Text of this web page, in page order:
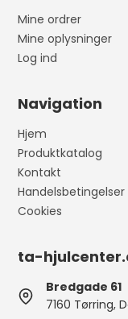
Mine ordrer
Mine oplysninger
Log ind
Navigation
Hjem
Produktkatalog
Kontakt
Handelsbetingelser
Cookies
ta-
Bredgade 61
7160 Tørring,